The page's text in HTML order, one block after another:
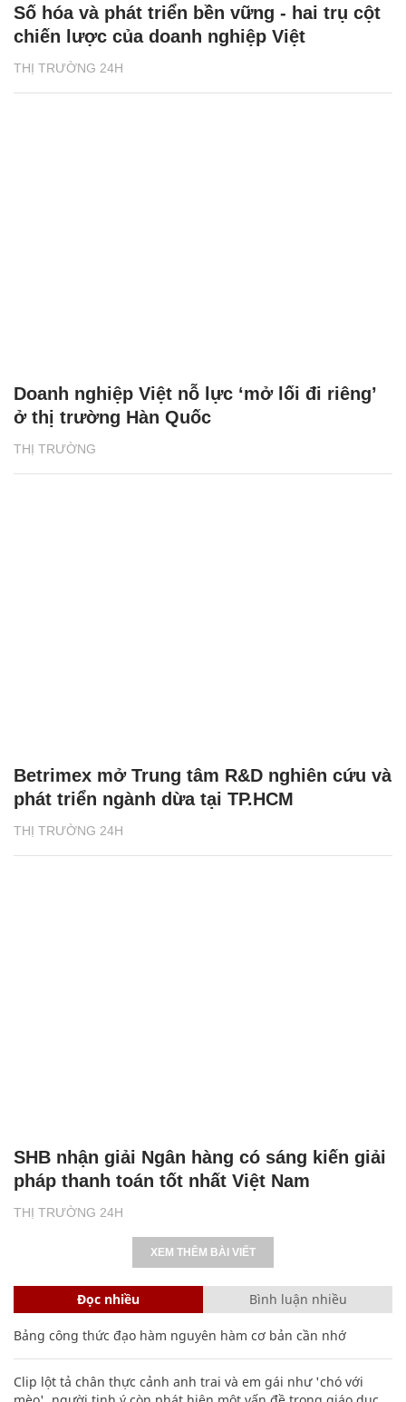
THỊ TRƯỜNG 24H
Số hóa và phát triển bền vững - hai trụ cột
chiến lược của doanh nghiệp Việt
THỊ TRƯỜNG
Doanh nghiệp Việt nỗ lực ‘mở lối đi riêng’
ở thị trường Hàn Quốc
THỊ TRƯỜNG 24H
Betrimex mở Trung tâm R&D nghiên cứu và
phát triển ngành dừa tại TP.HCM
THỊ TRƯỜNG 24H
SHB nhận giải Ngân hàng có sáng kiến giải
pháp thanh toán tốt nhất Việt Nam
XEM THÊM BÀI VIẾT
Đọc nhiều Bình luận nhiều
Bảng công thức đạo hàm nguyên hàm cơ bản cần nhớ
Clip lột tả chân thực cảnh anh trai và em gái như 'chó với